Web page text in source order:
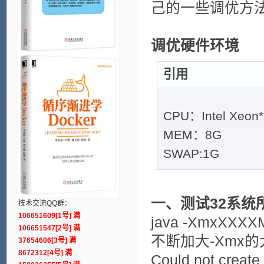
己的一些调优方
调优硬件环境
引用
CPU：Intel
MEM：8G
SWAP:1G
一、测试32系统
java -
不断加大-Xmx
Could not
技术交流QQ群：
106651609[1号] 满
106651547[2号] 满
37654606[3号] 满
8672312[4号] 满